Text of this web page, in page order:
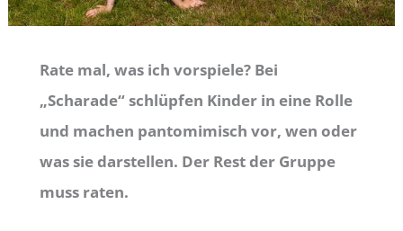
Rate mal, was ich vorspiele? Bei
„Scharade“ schlüpfen Kinder in eine Rolle
und machen pantomimisch vor, wen oder
was sie darstellen. Der Rest der Gruppe
muss raten.